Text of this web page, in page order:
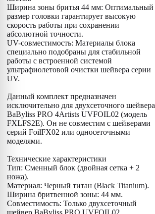
Ширина зоны бритья 44 мм: Оптимальный
размер головки гарантирует высокую
скорость работы при сохранении
абсолютной точности.
UV-совместимость: Материалы блока
специально подобраны для стабильной
работы с встроенной системой
ультрафиолетовой очистки шейвера серии
UV.
Данный комплект предназначен
исключительно для двухсеточного шейвера
BaByliss PRO 4Artists UVFOIL02 (модель
FXLFS2E). Он не совместим с шейверами
серий FoilFX02 или односеточными
моделями.
Технические характеристики
Тип: Сменный блок (двойная сетка + 2
ножа).
Материал: Черный титан (Black Titanium).
Ширина бритвенной зоны: 44 мм.
Совместимость: Только двухсеточный
шейвер BaByliss PRO UVFOIL02